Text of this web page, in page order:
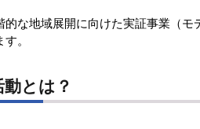
的な地域展開に向けた実証事業（
。
とは？